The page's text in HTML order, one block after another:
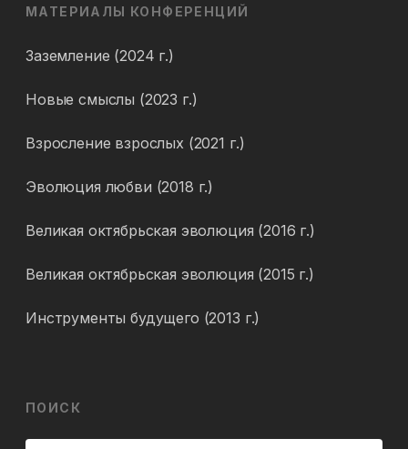
МАТЕРИАЛЫ КОНФЕРЕНЦИЙ
Заземление (2024 г.)
Новые смыслы (2023 г.)
Взросление взрослых (2021 г.)
Эволюция любви (2018 г.)
Великая октябрьская эволюция (2016 г.)
Великая октябрьская эволюция (2015 г.)
Инструменты будущего (2013 г.)
ПОИСК